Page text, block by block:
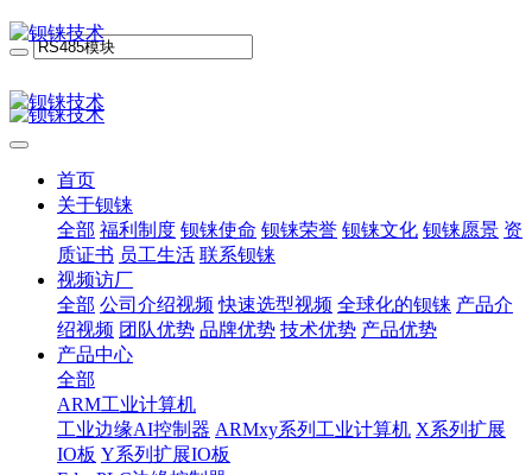
首页
关于钡铼
全部 福利制度 钡铼使命 钡铼荣誉 钡铼文化 钡铼愿景 资
质证书 员工生活 联系钡铼
视频访厂
全部 公司介绍视频 快速选型视频 全球化的钡铼 产品介
绍视频 团队优势 品牌优势 技术优势 产品优势
产品中心
全部
ARM工业计算机
工业边缘AI控制器 ARMxy系列工业计算机 X系列扩展
IO板 Y系列扩展IO板